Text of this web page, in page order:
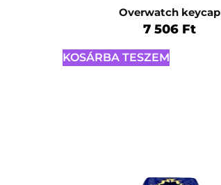
Overwatch keycap
7 506 Ft
KOSÁRBA TESZEM